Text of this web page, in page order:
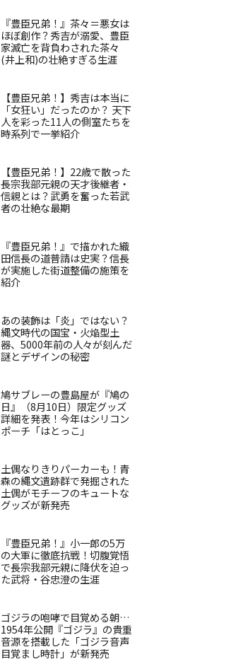
『豊臣兄弟！』茶々＝悪女は
ほぼ創作？秀吉が溺愛、豊臣
家滅亡を背負わされた茶々
(井上和)の壮絶すぎる生涯
【豊臣兄弟！】秀吉は本当に
「女狂い」だったのか？ 天下
人を彩った11人の側室たちを
時系列で一挙紹介
【豊臣兄弟！】22歳で散った
長宗我部元親の天才後継者・
信親とは？武勇を奮った若武
者の壮絶な最期
『豊臣兄弟！』で描かれた織
田信長の道普請は史実？信長
が実施した街道整備の施策を
紹介
あの装飾は「炎」ではない？
縄文時代の国宝・火焔型土
器、5000年前の人々が刻んだ
謎とデザインの秘密
鳩サブレーの豊島屋が『鳩の
日』（8月10日）限定グッズ
詳細を発表！今年はシリコン
ポーチ「はとっこ」
土偶なりきりパーカーも！青
森の縄文遺跡群で発掘された
土偶がモチーフのキュートな
グッズが新発売
『豊臣兄弟！』小一郎の5万
の大軍に徹底抗戦！切腹覚悟
で長宗我部元親に降伏を迫っ
た武将・谷忠澄の生涯
ゴジラの咆哮で目覚める朝…
1954年公開『ゴジラ』の貴重
音源を搭載した「ゴジラ音声
目覚まし時計」が新発売